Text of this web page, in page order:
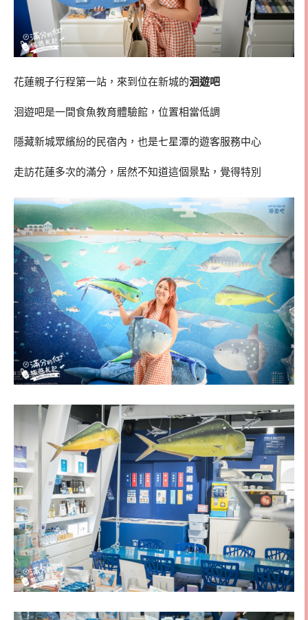
花蓮親子行程第一站，來到位在新城的洄遊吧
洄遊吧是一間食魚教育體驗館，位置相當低調
隱藏新城眾繽紛的民宿內，也是七星潭的遊客服務中心
走訪花蓮多次的滿分，居然不知道這個景點，覺得特別